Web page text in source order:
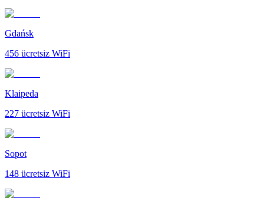
Gdańsk
456 ücretsiz WiFi
Klaipeda
227 ücretsiz WiFi
Sopot
148 ücretsiz WiFi